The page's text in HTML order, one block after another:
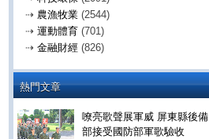
⇢ 農漁牧業 (2544)
⇢ 運動體育 (701)
⇢ 金融財經 (826)
熱門文章
嘹亮歌聲展軍威 屏東縣後備
部接受國防部軍歌驗收